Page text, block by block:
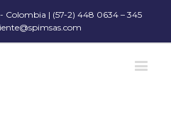
- Colombia | (57-2) 448 0634 – 345